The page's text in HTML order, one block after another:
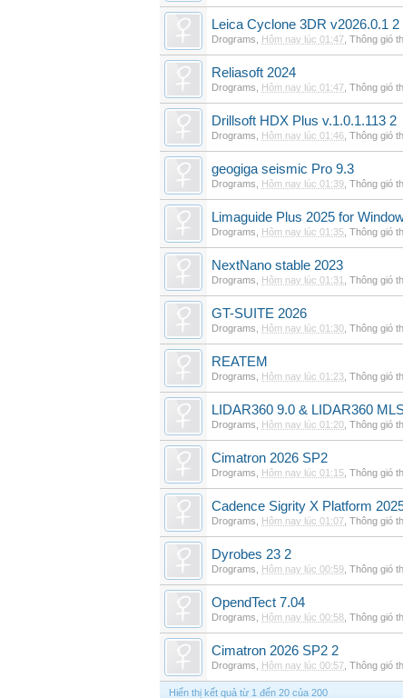
Leica Cyclone 3DR v2026.0.1 2
Drograms Hôm nay lúc 01:47 Thông gió
Reliasoft 2024
Drograms Hôm nay lúc 01:47 Thông gió
Drillsoft HDX Plus v.1.0.1.113 2
Drograms Hôm nay lúc 01:46 Thông gió
geogiga seismic Pro 9.3
Drograms Hôm nay lúc 01:39 Thông gió
Limaguide Plus 2025 for
Drograms Hôm nay lúc 01:35 Thông gió
NextNano stable 2023
Drograms Hôm nay lúc 01:31 Thông gió
GT-SUITE 2026
Drograms Hôm nay lúc 01:30 Thông gió
REATEM
Drograms Hôm nay lúc 01:23 Thông gió
LIDAR360 9.0 & LIDAR360
Drograms Hôm nay lúc 01:20 Thông gió
Cimatron 2026 SP2
Drograms Hôm nay lúc 01:15 Thông gió
Cadence Sigrity X Platform
Drograms Hôm nay lúc 01:07 Thông gió
Dyrobes 23 2
Drograms Hôm nay lúc 00:59 Thông gió
OpendTect 7.04
Drograms Hôm nay lúc 00:58 Thông gió
Cimatron 2026 SP2 2
Drograms Hôm nay lúc 00:57 Thông gió
Hiển thị kết quả từ 1 đến 20 của 200